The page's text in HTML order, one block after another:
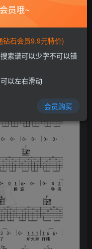
钻石会员
员哦~
石会员9.9元特价)
索谱可以少字不可以错
以左右滑动
会员购买